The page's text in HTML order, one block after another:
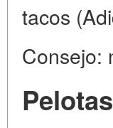
tacos
Consejo:
Pelotas